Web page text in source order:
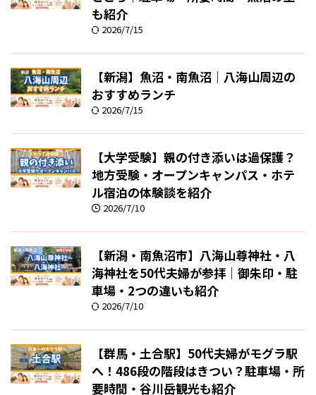
も紹介
2026/7/15
【新潟】魚沼・南魚沼｜八海山周辺の
おすすめランチ
2026/7/15
【大学受験】親の付き添いは過保護？
地方受験・オープンキャンパス・ホテ
ル宿泊の体験談を紹介
2026/7/10
【新潟・南魚沼市】八海山尊神社・八
海神社を50代夫婦が参拝｜御朱印・駐
車場・2つの違いも紹介
2026/7/10
【群馬・土合駅】50代夫婦がモグラ駅
へ！486段の階段はきつい？駐車場・所
要時間・谷川岳観光も紹介